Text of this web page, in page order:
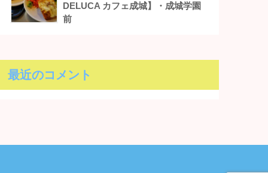
DELUCA カフェ成城】・成城学園
前
最近のコメント